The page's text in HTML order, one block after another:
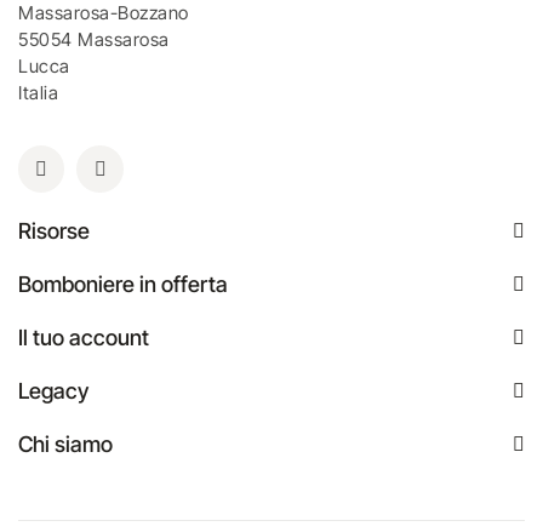
Massarosa-Bozzano
55054 Massarosa
Lucca
Italia
Risorse
Bomboniere in offerta
Il tuo account
Legacy
Chi siamo